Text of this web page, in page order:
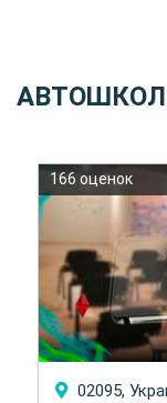
166 оценок
02095,